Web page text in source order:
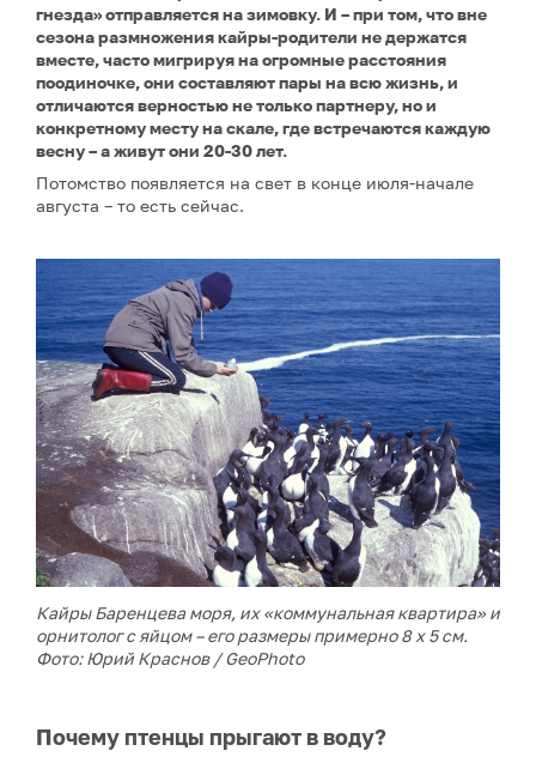
гнезда» отправляется на зимовку. И – при том, что вне
сезона размножения кайры-родители не держатся
вместе, часто мигрируя на огромные расстояния
поодиночке, они составляют пары на всю жизнь, и
отличаются верностью не только партнеру, но и
конкретному месту на скале, где встречаются каждую
весну – а живут они 20-30 лет.
Потомство появляется на свет в конце июля-начале
августа – то есть сейчас.
Кайры Баренцева моря, их «коммунальная квартира» и
орнитолог с яйцом – его размеры примерно 8 х 5 см.
Фото: Юрий Краснов / GeoPhoto
Почему птенцы прыгают в воду?